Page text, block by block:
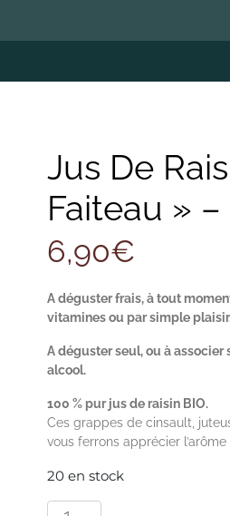
Jus De
Faiteau » –
6,90€
A déguster frais, à tout
vitamines ou par simple
A déguster seul, ou à
alcool.
100 % pur jus de raisin BIO.
Ces grappes de cinsault,
vous ferrons apprécier
20 en stock